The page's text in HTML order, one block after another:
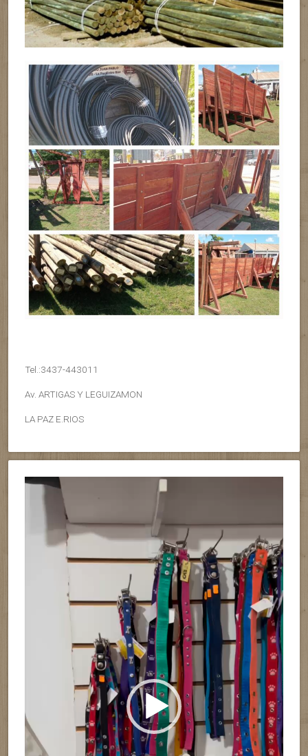
Tel.:3437-443011
Av. ARTIGAS Y LEGUIZAMON
LA PAZ E.RIOS
Reproductor